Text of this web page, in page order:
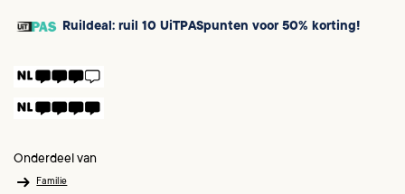
Ruildeal: ruil 10 UiTPASpunten voor 50% korting!
Onderdeel van
Familie